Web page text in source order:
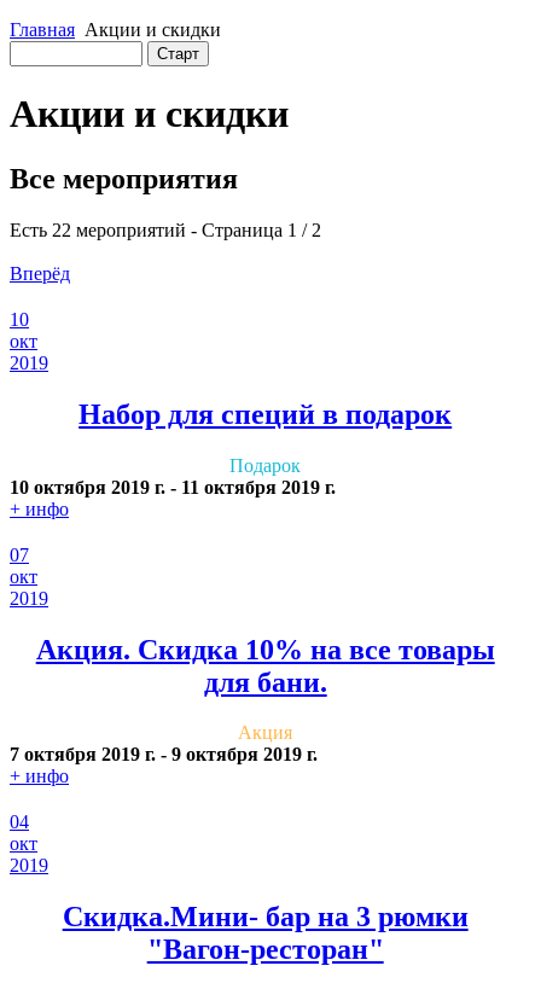
Главная Акции и скидки
Акции и скидки
Все мероприятия
Есть 22 мероприятий - Страница 1 / 2
Вперёд
10
окт
2019
Набор для специй в подарок
Подарок
10 октября 2019 г. - 11 октября 2019 г.
+ инфо
07
окт
2019
Акция. Скидка 10% на все товары
для бани.
Акция
7 октября 2019 г. - 9 октября 2019 г.
+ инфо
04
окт
2019
Скидка.Мини- бар на 3 рюмки
"Вагон-ресторан"